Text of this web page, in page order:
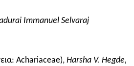
Immanuel Selvaraj
Achariaceae), Harsha V. Hegde,